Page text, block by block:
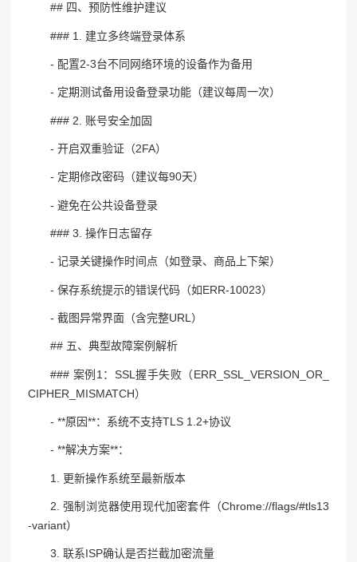
## 四、预防性维护建议
### 1. 建立多终端登录体系
- 配置2-3台不同网络环境的设备作为备用
- 定期测试备用设备登录功能（建议每周一次）
### 2. 账号安全加固
- 开启双重验证（2FA）
- 定期修改密码（建议每90天）
- 避免在公共设备登录
### 3. 操作日志留存
- 记录关键操作时间点（如登录、商品上下架）
- 保存系统提示的错误代码（如ERR-10023）
- 截图异常界面（含完整URL）
## 五、典型故障案例解析
### 案例1：SSL握手失败（ERR_SSL_VERSION_OR_
CIPHER_MISMATCH）
- **原因**：系统不支持TLS 1.2+协议
- **解决方案**：
1. 更新操作系统至最新版本
2. 强制浏览器使用现代加密套件（Chrome://flags/#tls13
-variant）
3. 联系ISP确认是否拦截加密流量